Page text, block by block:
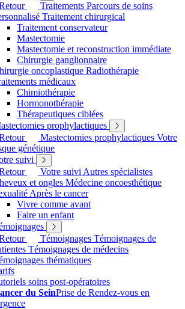
Traitements Parcours de soins
Traitement chirurgical
Traitement conservateur
Mastectomie
Mastectomie et reconstruction immédiate
Chirurgie ganglionnaire
oncoplastique Radiothérapie
médicaux
Chimiothérapie
Hormonothérapie
Thérapeutiques ciblées
prophylactiques
Mastectomies prophylactiques Votre
génétique
suivi
Votre suivi Autres spécialistes
et ongles Médecine oncoesthétique
Après le cancer
Vivre comme avant
Faire un enfant
Témoignages Témoignages de
Témoignages de médecins
thématiques
soins post-opératoires
du SeinPrise de Rendez-vous en